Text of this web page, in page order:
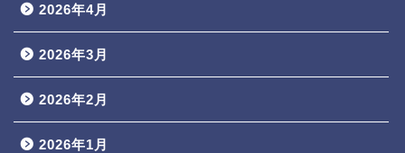
2026年4月
2026年3月
2026年2月
2026年1月